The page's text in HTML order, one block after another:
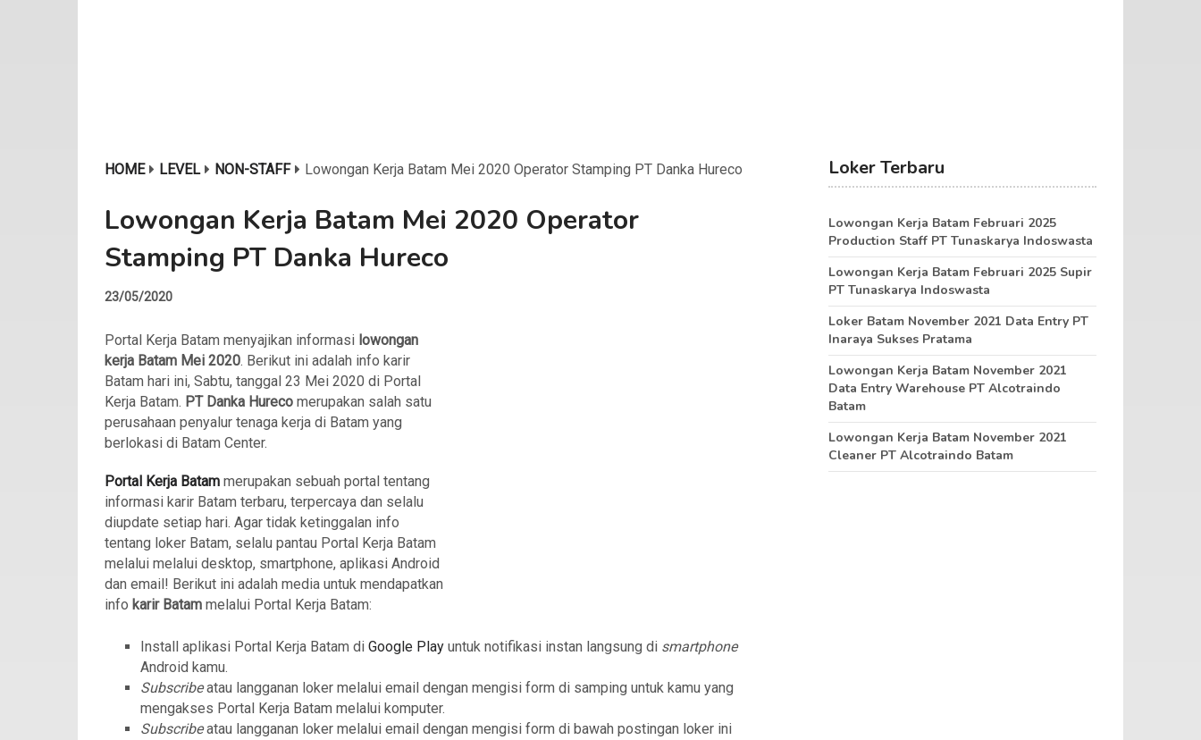
HOME LEVEL NON-STAFF Lowongan Kerja Batam Mei 2020 Operator Stamping PT Danka Hureco
Lowongan Kerja Batam Mei 2020 Operator
Stamping PT Danka Hureco
23/05/2020
Portal Kerja Batam menyajikan informasi lowongan
kerja Batam Mei 2020. Berikut ini adalah info karir
Batam hari ini, Sabtu, tanggal 23 Mei 2020 di Portal
Kerja Batam. PT Danka Hureco merupakan salah satu
perusahaan penyalur tenaga kerja di Batam yang
berlokasi di Batam Center.
Portal Kerja Batam merupakan sebuah portal tentang
informasi karir Batam terbaru, terpercaya dan selalu
diupdate setiap hari. Agar tidak ketinggalan info
tentang loker Batam, selalu pantau Portal Kerja Batam
melalui melalui desktop, smartphone, aplikasi Android
dan email! Berikut ini adalah media untuk mendapatkan
info karir Batam melalui Portal Kerja Batam:
Install aplikasi Portal Kerja Batam di Google Play untuk notifikasi instan langsung di smartphone
Android kamu.
Subscribeatau langganan loker melalui email dengan mengisi form di samping untuk kamu yang
mengakses Portal Kerja Batam melalui komputer.
Subscribeatau langganan loker melalui email dengan mengisi form di bawah postingan loker ini
Loker Terbaru
Lowongan Kerja Batam Februari 2025
Production Staff PT Tunaskarya Indoswasta
Lowongan Kerja Batam Februari 2025 Supir
PT Tunaskarya Indoswasta
Loker Batam November 2021 Data Entry PT
Inaraya Sukses Pratama
Lowongan Kerja Batam November 2021
Data Entry Warehouse PT Alcotraindo
Batam
Lowongan Kerja Batam November 2021
Cleaner PT Alcotraindo Batam